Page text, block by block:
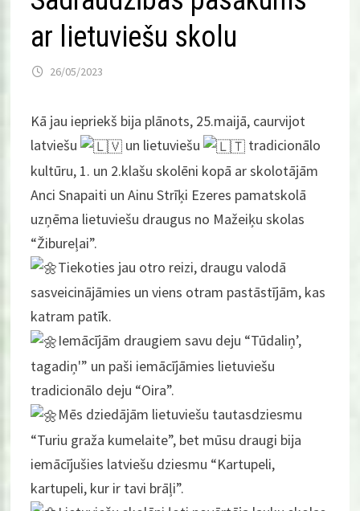
ar lietuviešu skolu
26/05/2023
Kā jau iepriekš bija plānots, 25.maijā, caurvijot
latviešu
un lietuviešu
tradicionālo
kultūru, 1. un 2.klašu skolēni kopā ar skolotājām
Anci Snapaiti un Ainu Strīķi Ezeres pamatskolā
uzņēma lietuviešu draugus no Mažeiķu skolas
“Žibureļai”.
Tiekoties jau otro reizi, draugu valodā
sasveicinājāmies un viens otram pastāstījām, kas
katram patīk.
Iemācījām draugiem savu deju “Tūdaliņ’,
tagadiņ'” un paši iemācījāmies lietuviešu
tradicionālo deju “Oira”.
Mēs dziedājām lietuviešu tautasdziesmu
“Turiu graža kumelaite”, bet mūsu draugi bija
iemācījušies latviešu dziesmu “Kartupeli,
kartupeli, kur ir tavi brāļi”.